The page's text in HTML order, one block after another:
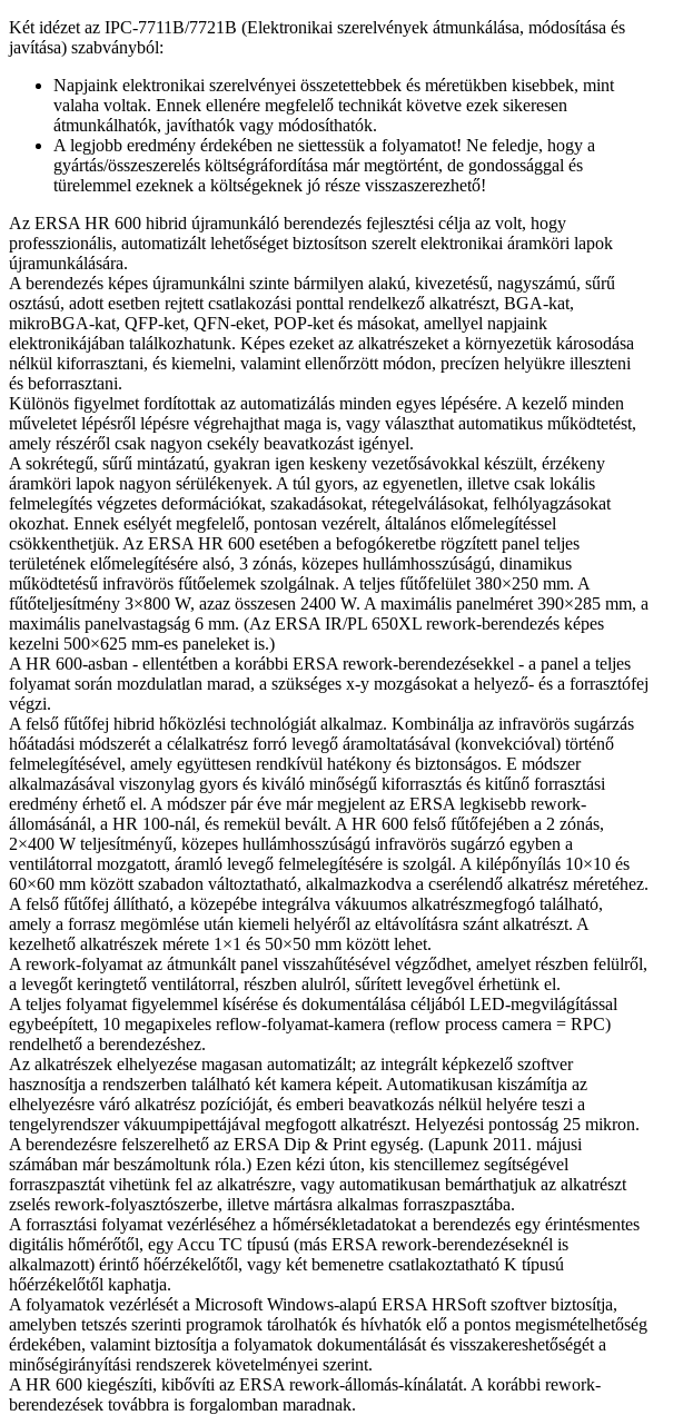
Két idézet az IPC-7711B/7721B (Elektronikai szerelvények átmunkálása, módosítása és
javítása) szabványból:
Napjaink elektronikai szerelvényei összetettebbek és méretükben kisebbek, mint
valaha voltak. Ennek ellenére megfelelő technikát követve ezek sikeresen
átmunkálhatók, javíthatók vagy módosíthatók.
A legjobb eredmény érdekében ne siettessük a folyamatot! Ne feledje, hogy a
gyártás/összeszerelés költségráfordítása már megtörtént, de gondossággal és
türelemmel ezeknek a költségeknek jó része visszaszerezhető!
Az ERSA HR 600 hibrid újramunkáló berendezés fejlesztési célja az volt, hogy
professzionális, automatizált lehetőséget biztosítson szerelt elektronikai áramköri lapok
újramunkálására.
A berendezés képes újramunkálni szinte bármilyen alakú, kivezetésű, nagyszámú, sűrű
osztású, adott esetben rejtett csatlakozási ponttal rendelkező alkatrészt, BGA-kat,
mikroBGA-kat, QFP-ket, QFN-eket, POP-ket és másokat, amellyel napjaink
elektronikájában találkozhatunk. Képes ezeket az alkatrészeket a környezetük károsodása
nélkül kiforrasztani, és kiemelni, valamint ellenőrzött módon, precízen helyükre illeszteni
és beforrasztani.
Különös figyelmet fordítottak az automatizálás minden egyes lépésére. A kezelő minden
műveletet lépésről lépésre végrehajthat maga is, vagy választhat automatikus működtetést,
amely részéről csak nagyon csekély beavatkozást igényel.
A sokrétegű, sűrű mintázatú, gyakran igen keskeny vezetősávokkal készült, érzékeny
áramköri lapok nagyon sérülékenyek. A túl gyors, az egyenetlen, illetve csak lokális
felmelegítés végzetes deformációkat, szakadásokat, rétegelválásokat, felhólyagzásokat
okozhat. Ennek esélyét megfelelő, pontosan vezérelt, általános előmelegítéssel
csökkenthetjük. Az ERSA HR 600 esetében a befogókeretbe rögzített panel teljes
területének előmelegítésére alsó, 3 zónás, közepes hullámhosszúságú, dinamikus
működtetésű infravörös fűtőelemek szolgálnak. A teljes fűtőfelület 380×250 mm. A
fűtőteljesítmény 3×800 W, azaz összesen 2400 W. A maximális panelméret 390×285 mm, a
maximális panelvastagság 6 mm. (Az ERSA IR/PL 650XL rework-berendezés képes
kezelni 500×625 mm-es paneleket is.)
A HR 600-asban - ellentétben a korábbi ERSA rework-berendezésekkel - a panel a teljes
folyamat során mozdulatlan marad, a szükséges x-y mozgásokat a helyező- és a forrasztófej
végzi.
A felső fűtőfej hibrid hőközlési technológiát alkalmaz. Kombinálja az infravörös sugárzás
hőátadási módszerét a célalkatrész forró levegő áramoltatásával (konvekcióval) történő
felmelegítésével, amely együttesen rendkívül hatékony és biztonságos. E módszer
alkalmazásával viszonylag gyors és kiváló minőségű kiforrasztás és kitűnő forrasztási
eredmény érhető el. A módszer pár éve már megjelent az ERSA legkisebb rework-
állomásánál, a HR 100-nál, és remekül bevált. A HR 600 felső fűtőfejében a 2 zónás,
2×400 W teljesítményű, közepes hullámhosszúságú infravörös sugárzó egyben a
ventilátorral mozgatott, áramló levegő felmelegítésére is szolgál. A kilépőnyílás 10×10 és
60×60 mm között szabadon változtatható, alkalmazkodva a cserélendő alkatrész méretéhez.
A felső fűtőfej állítható, a közepébe integrálva vákuumos alkatrészmegfogó található,
amely a forrasz megömlése után kiemeli helyéről az eltávolításra szánt alkatrészt. A
kezelhető alkatrészek mérete 1×1 és 50×50 mm között lehet.
A rework-folyamat az átmunkált panel visszahűtésével végződhet, amelyet részben felülről,
a levegőt keringtető ventilátorral, részben alulról, sűrített levegővel érhetünk el.
A teljes folyamat figyelemmel kísérése és dokumentálása céljából LED-megvilágítással
egybeépített, 10 megapixeles reflow-folyamat-kamera (reflow process camera = RPC)
rendelhető a berendezéshez.
Az alkatrészek elhelyezése magasan automatizált; az integrált képkezelő szoftver
hasznosítja a rendszerben található két kamera képeit. Automatikusan kiszámítja az
elhelyezésre váró alkatrész pozícióját, és emberi beavatkozás nélkül helyére teszi a
tengelyrendszer vákuumpipettájával megfogott alkatrészt. Helyezési pontosság 25 mikron.
A berendezésre felszerelhető az ERSA Dip & Print egység. (Lapunk 2011. májusi
számában már beszámoltunk róla.) Ezen kézi úton, kis stencillemez segítségével
forraszpasztát vihetünk fel az alkatrészre, vagy automatikusan bemárthatjuk az alkatrészt
zselés rework-folyasztószerbe, illetve mártásra alkalmas forraszpasztába.
A forrasztási folyamat vezérléséhez a hőmérsékletadatokat a berendezés egy érintésmentes
digitális hőmérőtől, egy Accu TC típusú (más ERSA rework-berendezéseknél is
alkalmazott) érintő hőérzékelőtől, vagy két bemenetre csatlakoztatható K típusú
hőérzékelőtől kaphatja.
A folyamatok vezérlését a Microsoft Windows-alapú ERSA HRSoft szoftver biztosítja,
amelyben tetszés szerinti programok tárolhatók és hívhatók elő a pontos megismételhetőség
érdekében, valamint biztosítja a folyamatok dokumentálását és visszakereshetőségét a
minőségirányítási rendszerek követelményei szerint.
A HR 600 kiegészíti, kibővíti az ERSA rework-állomás-kínálatát. A korábbi rework-
berendezések továbbra is forgalomban maradnak.